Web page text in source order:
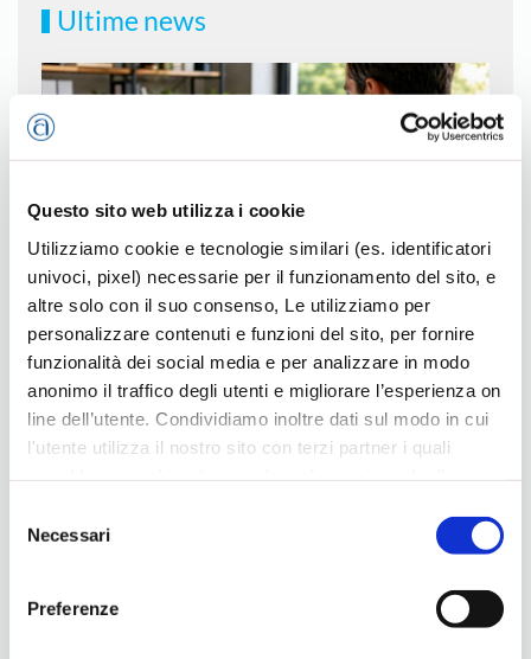
Questo sito web utilizza i cookie
Utilizziamo cookie e tecnologie similari (es. identificatori
univoci, pixel) necessarie per il funzionamento del sito, e
altre solo con il suo consenso, Le utilizziamo per
personalizzare contenuti e funzioni del sito, per fornire
funzionalità dei social media e per analizzare in modo
anonimo il traffico degli utenti e migliorare l’esperienza on
line dell’utente. Condividiamo inoltre dati sul modo in cui
l'utente utilizza il nostro sito con terzi partner i quali
loro servizi, per finalità pubblicitarie creando elenchi di
segmenti di pubblico per fornire annunci sui social media
comportamenti degli utenti. Lei può dare, rifiutare o
delNecessari
Preferenze
Ultime news
Il cruscotto per l’azienda
28 Maggio 2026